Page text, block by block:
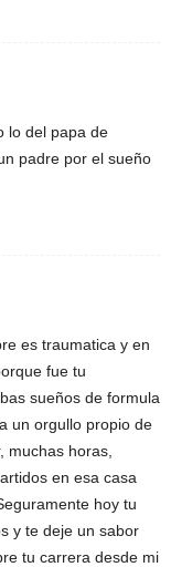
lo del papa de
padre por el sueño
es traumatica y en
fue tu
sueños de formula
un orgullo propio de
muchas horas,
en esa casa
hoy tu
y te deje un sabor
tu carrera desde mi